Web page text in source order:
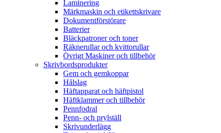
Laminering
Märkmaskin och etikettskrivare
Dokumentförstörare
Batterier
Bläckpatroner och toner
Räknerullar och kvittorullar
Övrigt Maskiner och tillbehör
Skrivbordsprodukter
Gem och gemkoppar
Hålslag
Häftapparat och häftpistol
Häftklammer och tillbehör
Pennfodral
Penn- och prylställ
Skrivunderlägg